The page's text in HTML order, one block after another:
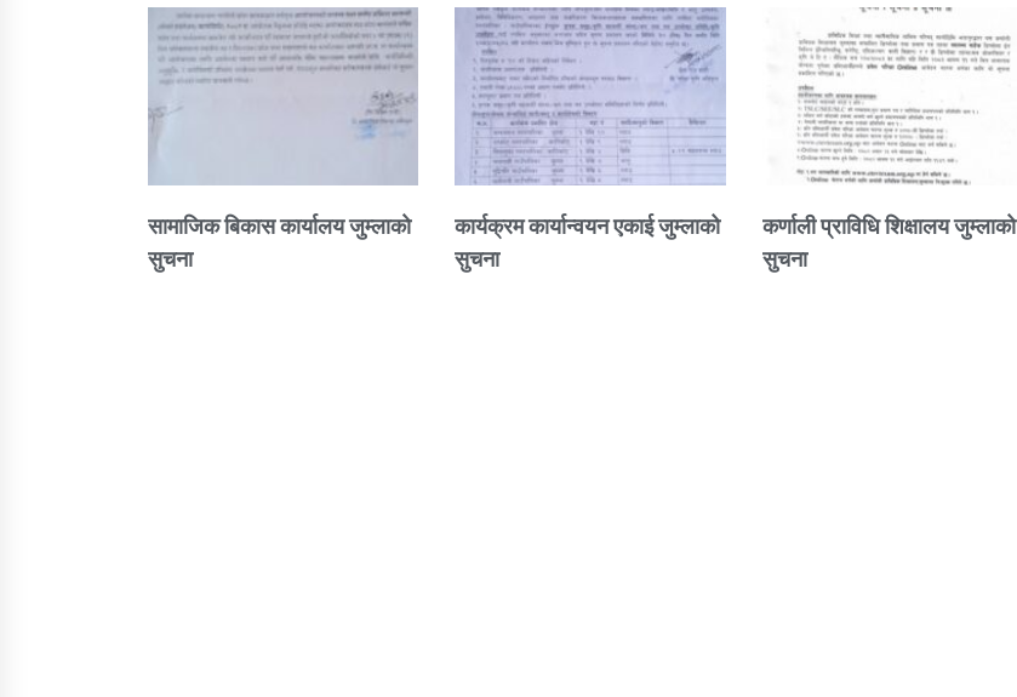
सामाजिक बिकास कार्यालय जुम्लाकाे
सुचना
कार्यक्रम कार्यान्वयन एकाई जुम्लाको
सुचना
कर्णाली प्राविधि शिक्षालय जुम्लाको
सुचना